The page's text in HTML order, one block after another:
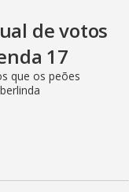
de votos
17
que os peões